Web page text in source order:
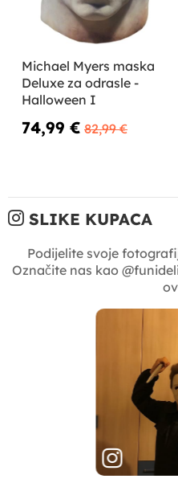
Michael Myers maska ​​
Deluxe za odrasle -
Halloween I
74,99 € 82,99 €
SLIKE KUPACA
Podijelite svoje
Označite nas kao